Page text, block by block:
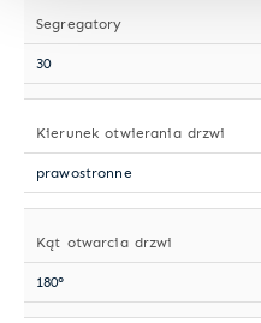
Segregatory
30
Kierunek otwierania drzwi
prawostronne
Kąt otwarcia drzwi
180°